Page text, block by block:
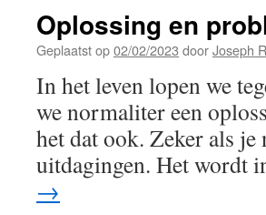
Oplossing en
Geplaatst op02/02/2023 doorJoseph
In het leven lopen we
we normaliter een
het dat ook. Zeker als
uitdagingen. Het
→